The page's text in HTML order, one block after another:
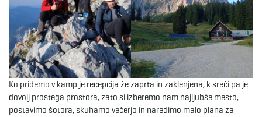
Ko pridemo v kamp je recepcija že zaprta in zaklenjena, k sreči pa je
dovolj prostega prostora, zato si izberemo nam najljubše mesto,
postavimo šotora, skuhamo večerjo in naredimo malo plana za